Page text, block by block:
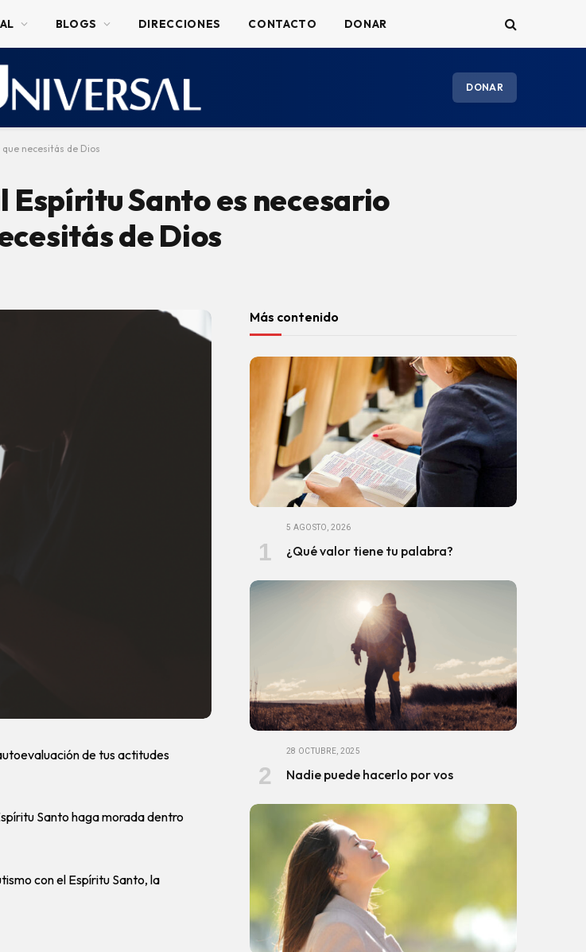
BLOGS DIRECCIONES CONTACTO DONAR
DONAR
necesitás de Dios
Santo es necesario
de Dios
de tus actitudes
Santo haga morada dentro
con el Espíritu Santo, la
Más contenido
5 AGOSTO, 2026
¿Qué valor tiene tu palabra?
28 OCTUBRE, 2025
Nadie puede hacerlo por vos